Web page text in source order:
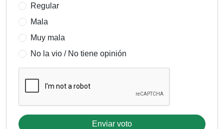
Regular
Mala
Muy mala
No la vio / No tiene opinión
Enviar voto